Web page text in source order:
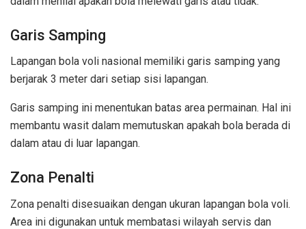
Garis Samping
Lapangan bola voli nasional memiliki garis samping yang
berjarak 3 meter dari setiap sisi lapangan.
Garis samping ini menentukan batas area permainan. Hal ini
membantu wasit dalam memutuskan apakah bola berada di
dalam atau di luar lapangan.
Zona Penalti
Zona penalti disesuaikan dengan ukuran lapangan bola voli.
Area ini digunakan untuk membatasi wilayah servis dan